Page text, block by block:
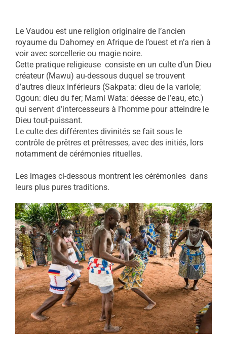
Le Vaudou est une religion originaire de l’ancien
royaume du Dahomey en Afrique de l’ouest et n’a rien à
voir avec sorcellerie ou magie noire.
Cette pratique religieuse consiste en un culte d’un Dieu
créateur (Mawu) au-dessous duquel se trouvent
d’autres dieux inférieurs (Sakpata: dieu de la variole;
Ogoun: dieu du fer; Mami Wata: déesse de l’eau, etc.)
qui servent d’intercesseurs à l’homme pour atteindre le
Dieu tout-puissant.
Le culte des différentes divinités se fait sous le
contrôle de prêtres et prêtresses, avec des initiés, lors
notamment de cérémonies rituelles.
Les images ci-dessous montrent les cérémonies dans
leurs plus pures traditions.